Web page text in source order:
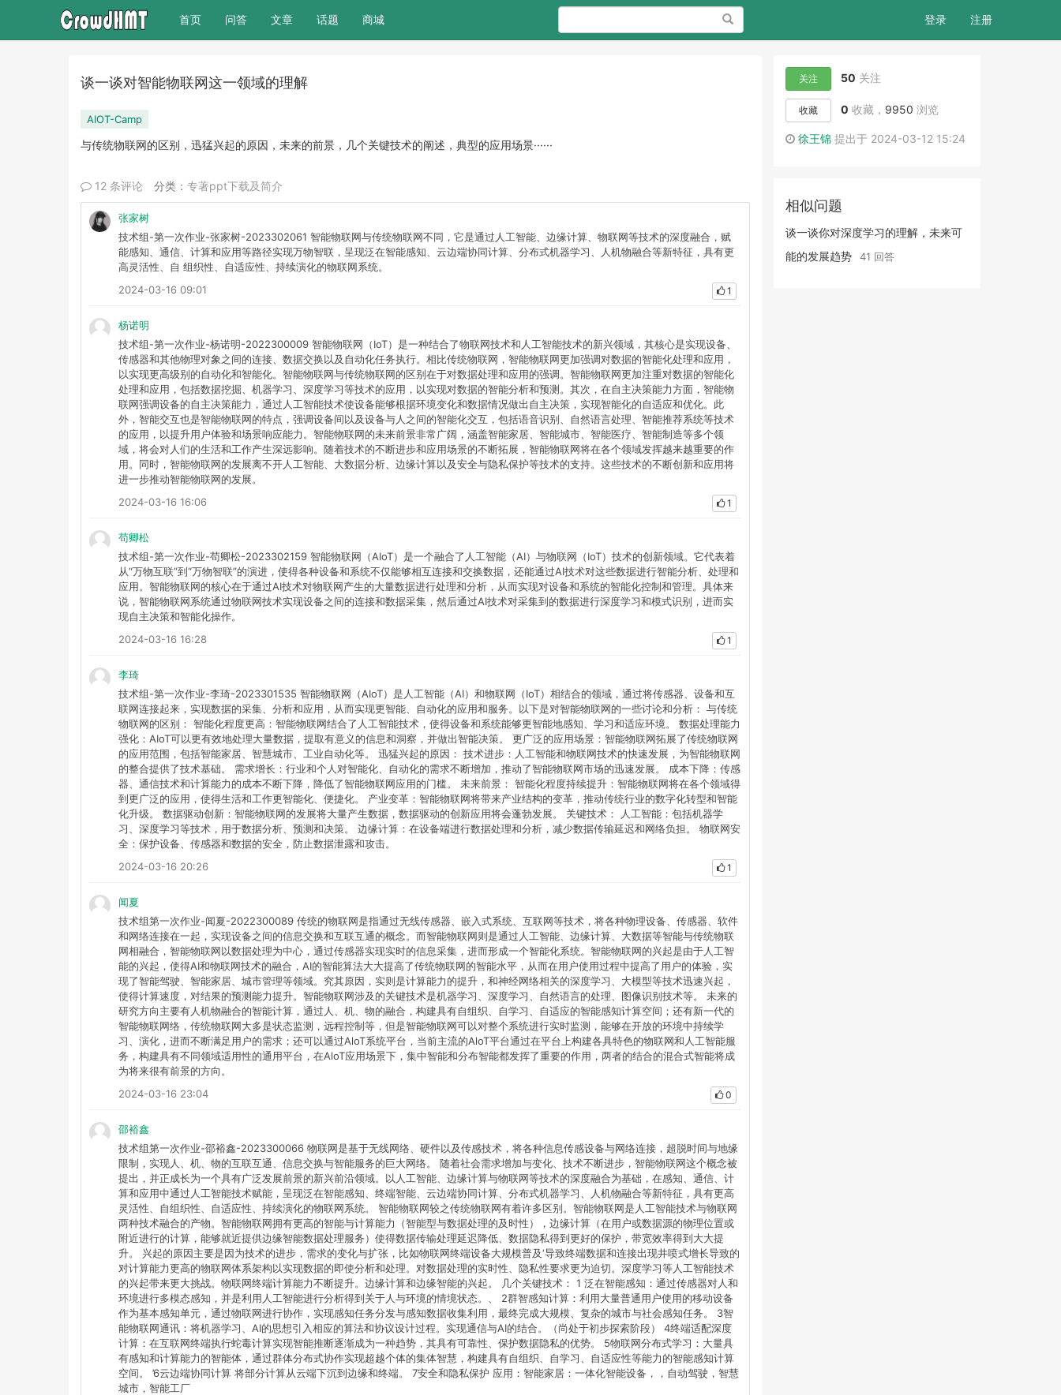
首页(current)
问答 文章 话题 商城 搜索 登录 注册
谈一谈对智能物联网这一领域的理解
AIOT-Camp
与传统物联网的区别，迅猛兴起的原因，未来的前景，几个关键技术的阐述，典型的应用场景······
12 条评论 分类： 专著ppt下载及简介
张家树
技术组-第一次作业-张家树-2023302061 智能物联网与传统物联网不同，它是通过人工智能、边缘计算、物联网等技术的深度融合，赋
能感知、通信、计算和应用等路径实现万物智联，呈现泛在智能感知、云边端协同计算、分布式机器学习、人机物融合等新特征，具有更
高灵活性、自 组织性、自适应性、持续演化的物联网系统。
2024-03-16 09:01
1
杨诺明
技术组-第一次作业-杨诺明-2022300009 智能物联网（IoT）是一种结合了物联网技术和人工智能技术的新兴领域，其核心是实现设备、
传感器和其他物理对象之间的连接、数据交换以及自动化任务执行。相比传统物联网，智能物联网更加强调对数据的智能化处理和应用，
以实现更高级别的自动化和智能化。智能物联网与传统物联网的区别在于对数据处理和应用的强调。智能物联网更加注重对数据的智能化
处理和应用，包括数据挖掘、机器学习、深度学习等技术的应用，以实现对数据的智能分析和预测。其次，在自主决策能力方面，智能物
联网强调设备的自主决策能力，通过人工智能技术使设备能够根据环境变化和数据情况做出自主决策，实现智能化的自适应和优化。此
外，智能交互也是智能物联网的特点，强调设备间以及设备与人之间的智能化交互，包括语音识别、自然语言处理、智能推荐系统等技术
的应用，以提升用户体验和场景响应能力。智能物联网的未来前景非常广阔，涵盖智能家居、智能城市、智能医疗、智能制造等多个领
域，将会对人们的生活和工作产生深远影响。随着技术的不断进步和应用场景的不断拓展，智能物联网将在各个领域发挥越来越重要的作
用。同时，智能物联网的发展离不开人工智能、大数据分析、边缘计算以及安全与隐私保护等技术的支持。这些技术的不断创新和应用将
进一步推动智能物联网的发展。
2024-03-16 16:06
1
苟卿松
技术组-第一次作业-苟卿松-2023302159 智能物联网（AIoT）是一个融合了人工智能（AI）与物联网（IoT）技术的创新领域。它代表着
从“万物互联”到“万物智联”的演进，使得各种设备和系统不仅能够相互连接和交换数据，还能通过AI技术对这些数据进行智能分析、处理和
应用。智能物联网的核心在于通过AI技术对物联网产生的大量数据进行处理和分析，从而实现对设备和系统的智能化控制和管理。具体来
说，智能物联网系统通过物联网技术实现设备之间的连接和数据采集，然后通过AI技术对采集到的数据进行深度学习和模式识别，进而实
现自主决策和智能化操作。
2024-03-16 16:28
1
李琦
技术组-第一次作业-李琦-2023301535 智能物联网（AIoT）是人工智能（AI）和物联网（IoT）相结合的领域，通过将传感器、设备和互
联网连接起来，实现数据的采集、分析和应用，从而实现更智能、自动化的应用和服务。以下是对智能物联网的一些讨论和分析： 与传统
物联网的区别： 智能化程度更高：智能物联网结合了人工智能技术，使得设备和系统能够更智能地感知、学习和适应环境。 数据处理能力
强化：AIoT可以更有效地处理大量数据，提取有意义的信息和洞察，并做出智能决策。 更广泛的应用场景：智能物联网拓展了传统物联网
的应用范围，包括智能家居、智慧城市、工业自动化等。 迅猛兴起的原因： 技术进步：人工智能和物联网技术的快速发展，为智能物联网
的整合提供了技术基础。 需求增长：行业和个人对智能化、自动化的需求不断增加，推动了智能物联网市场的迅速发展。 成本下降：传感
器、通信技术和计算能力的成本不断下降，降低了智能物联网应用的门槛。 未来前景： 智能化程度持续提升：智能物联网将在各个领域得
到更广泛的应用，使得生活和工作更智能化、便捷化。 产业变革：智能物联网将带来产业结构的变革，推动传统行业的数字化转型和智能
化升级。 数据驱动创新：智能物联网的发展将大量产生数据，数据驱动的创新应用将会蓬勃发展。 关键技术： 人工智能：包括机器学
习、深度学习等技术，用于数据分析、预测和决策。 边缘计算：在设备端进行数据处理和分析，减少数据传输延迟和网络负担。 物联网安
全：保护设备、传感器和数据的安全，防止数据泄露和攻击。
2024-03-16 20:26
1
闻夏
技术组第一次作业-闻夏-2022300089 传统的物联网是指通过无线传感器、嵌入式系统、互联网等技术，将各种物理设备、传感器、软件
和网络连接在一起，实现设备之间的信息交换和互联互通的概念。而智能物联网则是通过人工智能、边缘计算、大数据等智能与传统物联
网相融合，智能物联网以数据处理为中心，通过传感器实现实时的信息采集，进而形成一个智能化系统。智能物联网的兴起是由于人工智
能的兴起，使得AI和物联网技术的融合，AI的智能算法大大提高了传统物联网的智能水平，从而在用户使用过程中提高了用户的体验，实
现了智能驾驶、智能家居、城市管理等领域。究其原因，实则是计算能力的提升，和神经网络相关的深度学习、大模型等技术迅速兴起，
使得计算速度，对结果的预测能力提升。智能物联网涉及的关键技术是机器学习、深度学习、自然语言的处理、图像识别技术等。 未来的
研究方向主要有人机物融合的智能计算，通过人、机、物的融合，构建具有自组织、自学习、自适应的智能感知计算空间；还有新一代的
智能物联网络，传统物联网大多是状态监测，远程控制等，但是智能物联网可以对整个系统进行实时监测，能够在开放的环境中持续学
习、演化，进而不断满足用户的需求；还可以通过AloT系统平台，当前主流的AloT平台通过在平台上构建各具特色的物联网和人工智能服
务，构建具有不同领域适用性的通用平台，在AloT应用场景下，集中智能和分布智能都发挥了重要的作用，两者的结合的混合式智能将成
为将来很有前景的方向。
2024-03-16 23:04
0
邵裕鑫
技术组第一次作业-邵裕鑫-2023300066 物联网是基于无线网络、硬件以及传感技术，将各种信息传感设备与网络连接，超脱时间与地缘
限制，实现人、机、物的互联互通、信息交换与智能服务的巨大网络。 随着社会需求增加与变化、技术不断进步，智能物联网这个概念被
提出，并正成长为一个具有广泛发展前景的新兴前沿领域。以人工智能、边缘计算与物联网等技术的深度融合为基础，在感知、通信、计
算和应用中通过人工智能技术赋能，呈现泛在智能感知、终端智能、云边端协同计算、分布式机器学习、人机物融合等新特征，具有更高
灵活性、自组织性、自适应性、持续演化的物联网系统。 智能物联网较之传统物联网有着许多区别。智能物联网是人工智能技术与物联网
两种技术融合的产物。智能物联网拥有更高的智能与计算能力（智能型与数据处理的及时性），边缘计算（在用户或数据源的物理位置或
附近进行的计算，能够就近提供边缘智能数据处理服务）使得数据传输处理延迟降低、数据隐私得到更好的保护，带宽效率得到大大提
升。 兴起的原因主要是因为技术的进步，需求的变化与扩张，比如物联网终端设备大规模普及‘导致终端数据和连接出现井喷式增长导致的
对计算能力更高的物联网体系架构以实现数据的即使分析和处理。对数据处理的实时性、隐私性要求更为迫切。深度学习等人工智能技术
的兴起带来更大挑战。物联网终端计算能力不断提升。边缘计算和边缘智能的兴起。 几个关键技术： 1 泛在智能感知：通过传感器对人和
环境进行多模态感知，并是利用人工智能进行分析得到关于人与环境的情境状态。、 2群智感知计算：利用大量普通用户使用的移动设备
作为基本感知单元，通过物联网进行协作，实现感知任务分发与感知数据收集利用，最终完成大规模、复杂的城市与社会感知任务。 3智
能物联网通讯：将机器学习、AI的思想引入相应的算法和协议设计过程。实现通信与AI的结合。（尚处于初步探索阶段） 4终端适配深度
计算：在互联网终端执行蛇毒计算实现智能推断逐渐成为一种趋势，其具有可靠性、保护数据隐私的优势。 5物联网分布式学习：大量具
有感知和计算能力的智能体，通过群体分布式协作实现超越个体的集体智慧，构建具有自组织、自学习、自适应性等能力的智能感知计算
空间。 ’6云边端协同计算 将部分计算从云端下沉到边缘和终端。 7安全和隐私保护 应用：智能家居：一体化智能设备，，自动驾驶，智慧
城市，智能工厂
关注 50 关注
收藏 0 收藏， 9950 浏览
徐王锦提出于 2024-03-12 15:24
相似问题
谈一谈你对深度学习的理解，未来可
能的发展趋势
41 回答